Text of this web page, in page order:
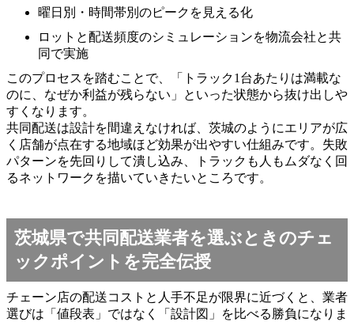
曜日別・時間帯別のピークを見える化
ロットと配送頻度のシミュレーションを物流会社と共
同で実施
このプロセスを踏むことで、「トラック1台あたりは満載な
のに、なぜか利益が残らない」といった状態から抜け出しや
すくなります。
共同配送は設計を間違えなければ、茨城のようにエリアが広
く店舗が点在する地域ほど効果が出やすい仕組みです。失敗
パターンを先回りして潰し込み、トラックも人もムダなく回
るネットワークを描いていきたいところです。
茨城県で共同配送業者を選ぶときのチェ
ックポイントを完全伝授
チェーン店の配送コストと人手不足が限界に近づくと、業者
選びは「値段表」ではなく「設計図」を比べる勝負になりま